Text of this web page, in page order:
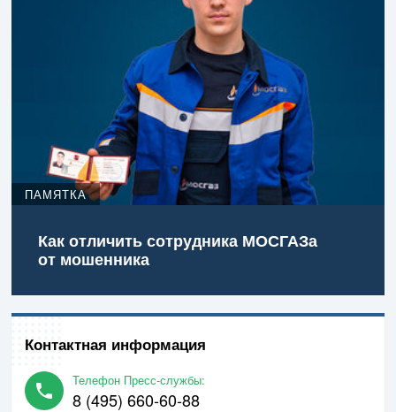
ПАМЯТКА
Как отличить сотрудника МОСГАЗа
от мошенника
Контактная информация
Телефон Пресс-службы:
8 (495) 660-60-88